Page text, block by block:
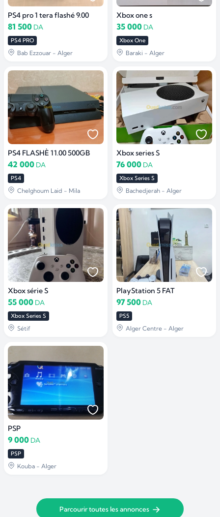
PS4 pro 1 tera flashé 9.00
81 500 DA
PS4 PRO
Bab Ezzouar - Alger
Xbox one s
35 000 DA
Xbox One
Baraki - Alger
PS4 FLASHÈ 11.00 500GB
42 000 DA
PS4
Chelghoum Laid - Mila
Xbox series S
76 000 DA
Xbox Series S
Bachedjerah - Alger
Xbox série S
55 000 DA
Xbox Series S
Sétif
PlayStation 5 FAT
97 500 DA
PS5
Alger Centre - Alger
PSP
9 000 DA
PSP
Kouba - Alger
Parcourir toutes les annonces